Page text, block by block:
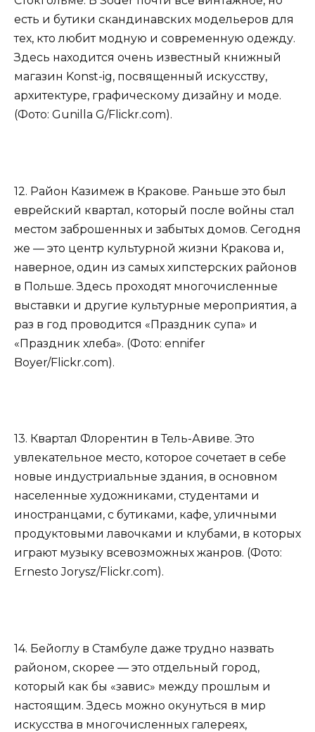
есть и бутики скандинавских модельеров для
тех, кто любит модную и современную одежду.
Здесь находится очень известный книжный
магазин Konst-ig, посвященный искусству,
архитектуре, графическому дизайну и моде.
(Фото: Gunilla G/Flickr.com).
12. Район Казимеж в Кракове. Раньше это был
еврейский квартал, который после войны стал
местом заброшенных и забытых домов. Сегодня
же — это центр культурной жизни Кракова и,
наверное, один из самых хипстерских районов
в Польше. Здесь проходят многочисленные
выставки и другие культурные мероприятия, а
раз в год проводится «Праздник супа» и
«Праздник хлеба». (Фото: ennifer
Boyer/Flickr.com).
13. Квартал Флорентин в Тель-Авиве. Это
увлекательное место, которое сочетает в себе
новые индустриальные здания, в основном
населенные художниками, студентами и
иностранцами, с бутиками, кафе, уличными
продуктовыми лавочками и клубами, в которых
играют музыку всевозможных жанров. (Фото:
Ernesto Jorysz/Flickr.com).
14. Бейоглу в Стамбуле даже трудно назвать
районом, скорее — это отдельный город,
который как бы «завис» между прошлым и
настоящим. Здесь можно окунуться в мир
искусства в многочисленных галереях,